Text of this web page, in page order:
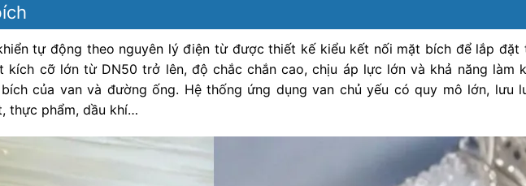
tự động theo nguyên lý điện từ được thiết kế kiểu kết nối mặt bích để lắp
cỡ lớn từ DN50 trở lên, độ chắc chắn cao, chịu áp lực lớn và khả năng làm
của van và đường ống. Hệ thống ứng dụng van chủ yếu có quy mô lớn, lưu
thực phẩm, dầu khí…